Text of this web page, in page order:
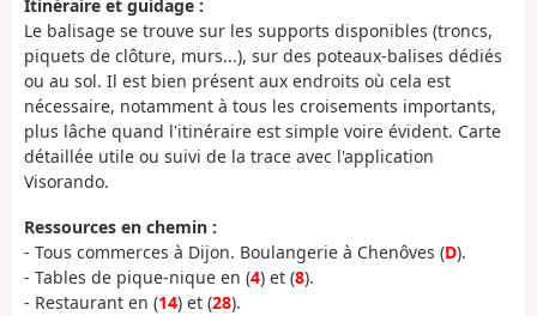
Itinéraire et guidage :
Le balisage se trouve sur les supports disponibles (troncs,
piquets de clôture, murs...), sur des poteaux-balises dédiés
ou au sol. Il est bien présent aux endroits où cela est
nécessaire, notamment à tous les croisements importants,
plus lâche quand l'itinéraire est simple voire évident. Carte
détaillée utile ou suivi de la trace avec l'application
Visorando.
Ressources en chemin :
- Tous commerces à Dijon. Boulangerie à Chenôves (D).
- Tables de pique-nique en (4) et (8).
- Restaurant en (14) et (28).